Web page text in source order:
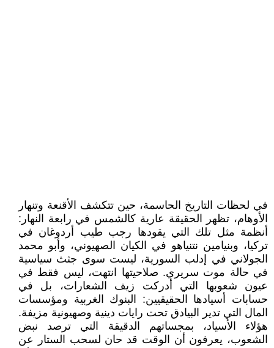
في لحظات التاريخ الحاسمة، حين تتكشف الأقنعة وتنهار
الأوهام، تظهر الحقيقة عارية كالشمس في رابعة النهار:
أنظمة مثل تلك التي يقودها رجب طيب أردوغان في
تركيا، وبنيامين نتنياهو في الكيان الصهيوني، وأبو محمد
الجولاني في إدلب السورية، ليست سوى جثث سياسية
في حالة موت سريري. صلاحيتها انتهت، ليس فقط في
عيون شعوبها التي أدركت زيف الشعارات، بل في
حسابات أسيادها الحقيقيين: البنوك الغربية ومؤسسات
المال التي تدير البيادق تحت رايات دينية وصهيونية مزيفة.
هؤلاء الأسياد، بمجساتهم الدقيقة التي ترصد نبض
الشعوب، يعرفون أن الوقت قد حان لسحب الستار عن